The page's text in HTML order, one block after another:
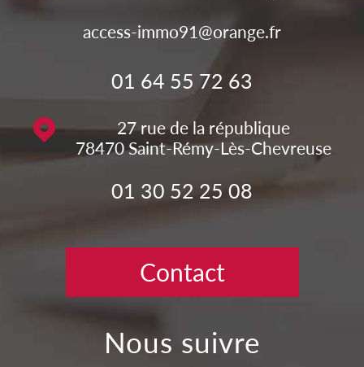
access-immo91@orange.fr
01 64 55 72 63
27 rue de la république
78470 Saint-Rémy-Lès-Chevreuse
01 30 52 25 08
Contact
nous suivre